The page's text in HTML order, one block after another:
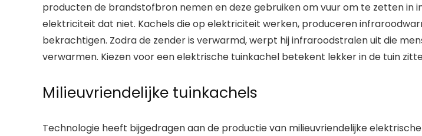
producten de brandstofbron nemen en deze gebruiken om vuur om te zetten in
elektriciteit dat niet. Kachels die op elektriciteit werken, produceren
bekrachtigen. Zodra de zender is verwarmd, werpt hij infraroodstralen uit die
verwarmen. Kiezen voor een elektrische tuinkachel betekent lekker in de tuin
Milieuvriendelijke tuinkachels
Technologie heeft bijgedragen aan de productie van milieuvriendelijke